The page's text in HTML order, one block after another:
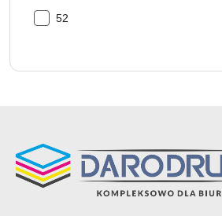
Prędkość
52